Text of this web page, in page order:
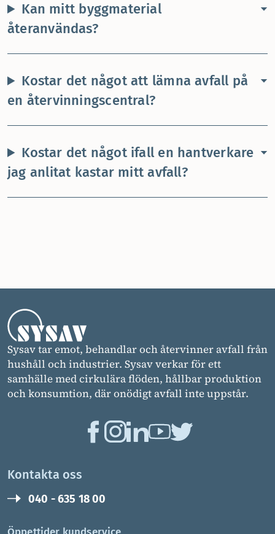
Kan mitt byggmaterial
återanvändas?
Kostar det något att lämna avfall på
en återvinningscentral?
Kostar det något ifall en hantverkare
jag anlitat kastar mitt avfall?
Sysav tar emot, behandlar och återvinner avfall från
hushåll och industrier. Sysav verkar för ett
samhälle med cirkulära flöden, hållbar produktion
och konsumtion, där onödigt avfall inte uppstår.
Kontakta oss
040 - 635 18 00